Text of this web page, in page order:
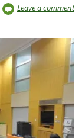
Leave a comment